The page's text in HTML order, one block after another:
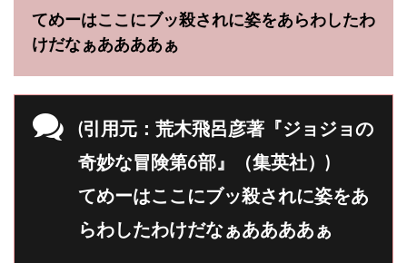
てめーはここにブッ殺されに姿をあらわしたわ
けだなぁああああぁ
(引用元：荒木飛呂彦著『ジョジョの
奇妙な冒険第6部』（集英社）)
てめーはここにブッ殺されに姿をあ
らわしたわけだなぁああああぁ